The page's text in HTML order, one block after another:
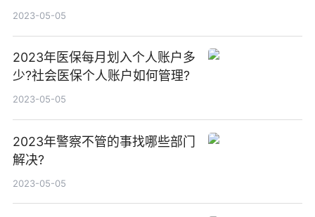
2023-05-05
2023年医保每月划入个人账户多
少?社会医保个人账户如何管理?
2023-05-05
2023年警察不管的事找哪些部门
解决?
2023-05-05